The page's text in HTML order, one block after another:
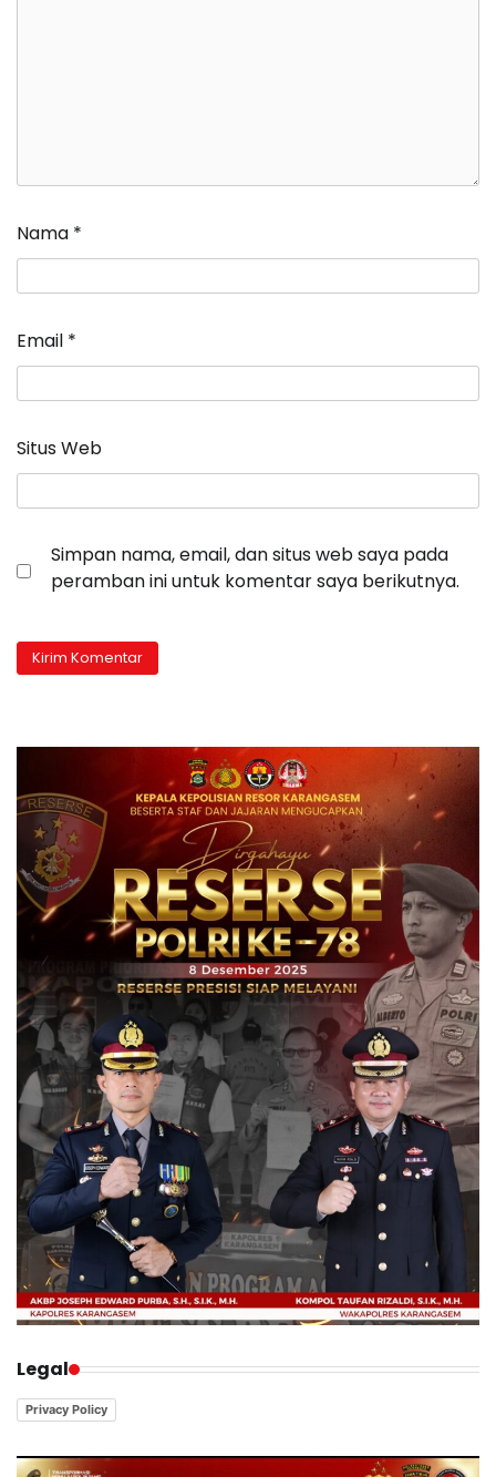
Nama *
Email *
Situs Web
Simpan nama, email, dan situs web saya pada
peramban ini untuk komentar saya berikutnya.
Legal
Privacy Policy